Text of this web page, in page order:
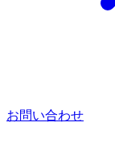
お問い合わせ